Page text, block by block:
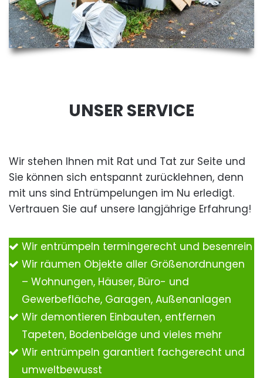
UNSER SERVICE
Wir stehen Ihnen mit Rat und Tat zur Seite und
Sie können sich entspannt zurücklehnen, denn
mit uns sind Entrümpelungen im Nu erledigt.
Vertrauen Sie auf unsere langjährige Erfahrung!
Wir entrümpeln termingerecht und besenrein
Wir räumen Objekte aller Größenordnungen
– Wohnungen, Häuser, Büro- und
Gewerbefläche, Garagen, Außenanlagen
Wir demontieren Einbauten, entfernen
Tapeten, Bodenbeläge und vieles mehr
Wir entrümpeln garantiert fachgerecht und
umweltbewusst